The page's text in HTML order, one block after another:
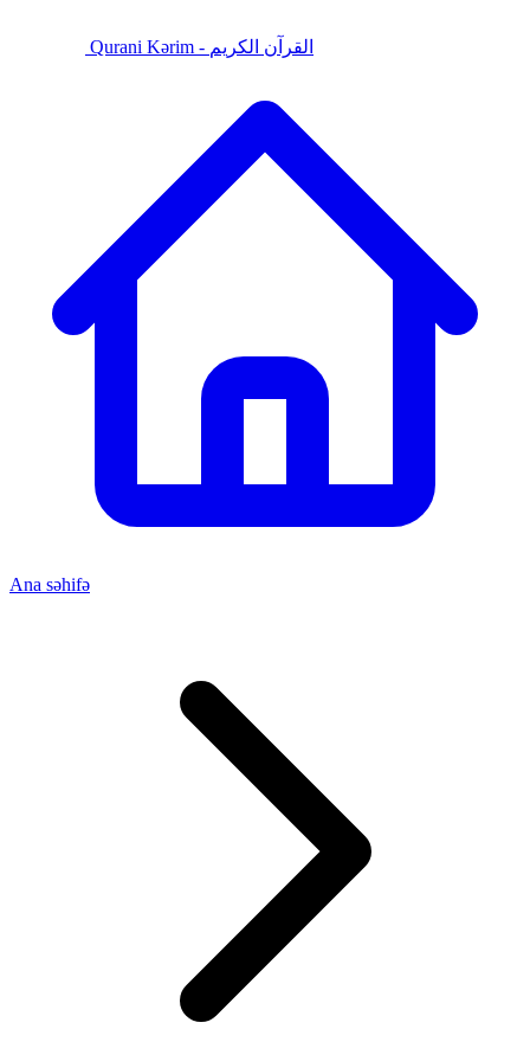
Qurani Kərim - القرآن الكريم
Ana səhifə